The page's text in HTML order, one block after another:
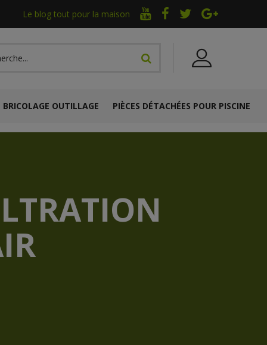
Le blog tout pour la maison
BRICOLAGE OUTILLAGE PIÈCES DÉTACHÉES POUR PISCINE